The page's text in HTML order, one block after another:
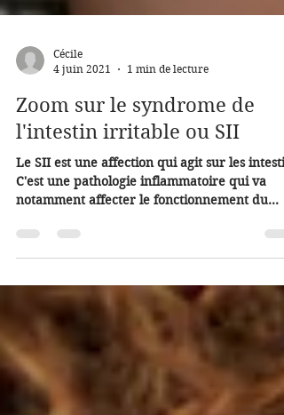
4 juin 2021
1 min de lecture
Zoom sur le syndrome de
l'intestin irritable ou SII
Le SII est une affection qui agit sur les
notamment affecter le fonctionnement du...